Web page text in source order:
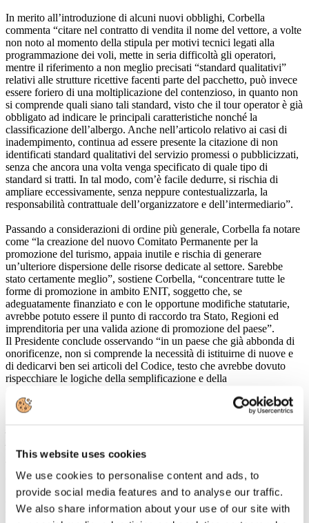
This website uses cookies
We use cookies to personalise content and ads, to
provide social media features and to analyse our traffic.
We also share information about your use of our site with
In merito all’introduzione di alcuni nuovi obblighi, Corbella
commenta “citare nel contratto di vendita il nome del vettore, a volte
non noto al momento della stipula per motivi tecnici legati alla
programmazione dei voli, mette in seria difficoltà gli operatori,
mentre il riferimento a non meglio precisati “standard qualitativi”
relativi alle strutture ricettive facenti parte del pacchetto, può invece
essere foriero di una moltiplicazione del contenzioso, in quanto non
si comprende quali siano tali standard, visto che il tour operator è già
obbligato ad indicare le principali caratteristiche nonché la
classificazione dell’albergo. Anche nell’articolo relativo ai casi di
inadempimento, continua ad essere presente la citazione di non
identificati standard qualitativi del servizio promessi o pubblicizzati,
senza che ancora una volta venga specificato di quale tipo di
standard si tratti. In tal modo, com’è facile dedurre, si rischia di
ampliare eccessivamente, senza neppure contestualizzarla, la
responsabilità contrattuale dell’organizzatore e dell’intermediario”.
Passando a considerazioni di ordine più generale, Corbella fa notare
come “la creazione del nuovo Comitato Permanente per la
promozione del turismo, appaia inutile e rischia di generare
un’ulteriore dispersione delle risorse dedicate al settore. Sarebbe
stato certamente meglio”, sostiene Corbella, “concentrare tutte le
forme di promozione in ambito ENIT, soggetto che, se
adeguatamente finanziato e con le opportune modifiche statutarie,
avrebbe potuto essere il punto di raccordo tra Stato, Regioni ed
imprenditoria per una valida azione di promozione del paese”.
Il Presidente conclude osservando “in un paese che già abbonda di
onorificenze, non si comprende la necessità di istituirne di nuove e
di dedicarvi ben sei articoli del Codice, testo che avrebbe dovuto
rispecchiare le logiche della semplificazione e della
Ufficio Stampa & Rel. Esterne ASTOI
comunicazione@astoi.com – Websitewww.astoi.it
Rammarico per cessazione attività